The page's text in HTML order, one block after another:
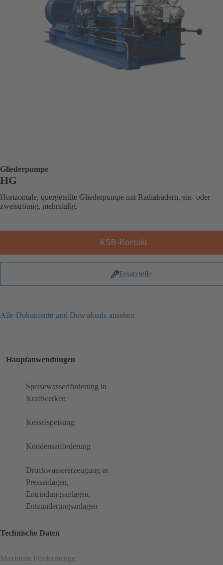
Gliederpumpe
HG
Horizontale, quergeteilte Gliederpumpe mit Radialrädern, ein- oder
zweiströmig, mehrstufig.
KSB-Kontakt
Ersatzteile
Alle Dokumente und Downloads ansehen
Hauptanwendungen
Speisewasserförderung in
Kraftwerken
Kesselspeisung
Kondensatförderung
Druckwassererzeugung in
Pressanlagen,
Entrindungsanlagen,
Entzunderungsanlagen
Technische Daten
Maximale Fördermenge